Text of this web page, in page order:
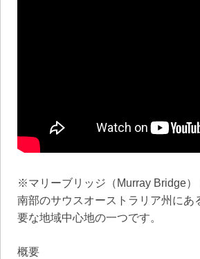
※マリーブリッジ（Murray Bridge）
南部のサウスオーストラリア州にあ
要な地域中心地の一つです。
概要